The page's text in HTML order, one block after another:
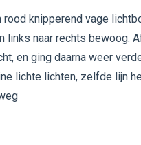
rood knipperend vage
links naar rechts bewoog.
en ging daarna weer
lichte lichten, zelfde lijn